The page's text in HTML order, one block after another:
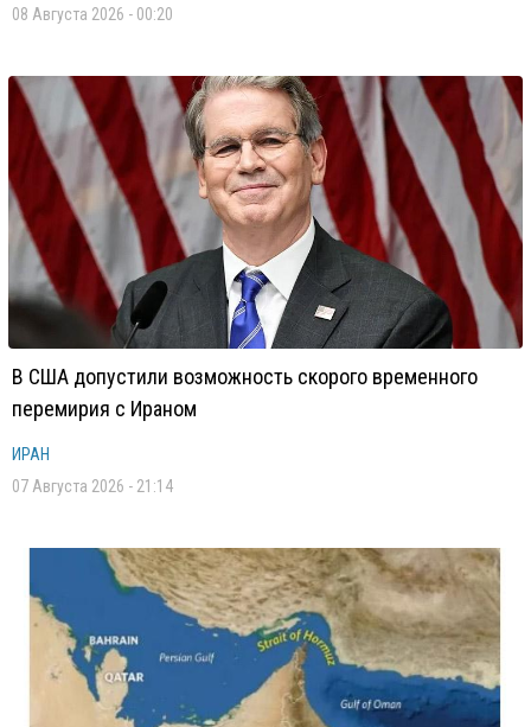
08 Августа 2026 - 00:20
В США допустили возможность скорого временного
перемирия с Ираном
ИРАН
07 Августа 2026 - 21:14